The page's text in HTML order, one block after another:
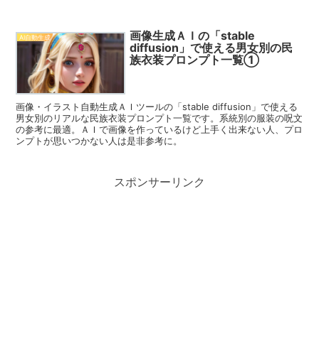
AI自動生成
画像生成ＡＩの「stable
diffusion」で使える男女別の民
族衣装プロンプト一覧①
画像・イラスト自動生成ＡＩツールの「stable diffusion」で使える
男女別のリアルな民族衣装プロンプト一覧です。系統別の服装の呪文
の参考に最適。ＡＩで画像を作っているけど上手く出来ない人、プロ
ンプトが思いつかない人は是非参考に。
スポンサーリンク